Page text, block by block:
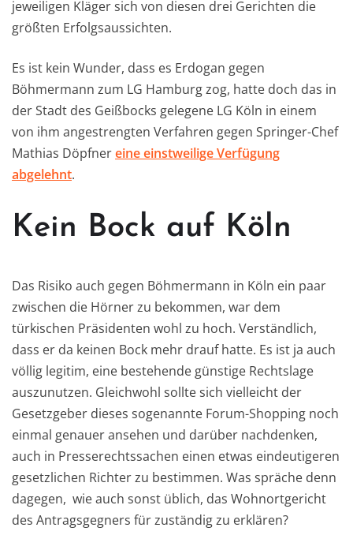
jeweiligen Kläger sich von diesen drei Gerichten die
größten Erfolgsaussichten.
Es ist kein Wunder, dass es Erdogan gegen
Böhmermann zum LG Hamburg zog, hatte doch das in
der Stadt des Geißbocks gelegene LG Köln in einem
von ihm angestrengten Verfahren gegen Springer-Chef
Mathias Döpfnereine einstweilige Verfügung
abgelehnt.
Kein Bock auf Köln
Das Risiko auch gegen Böhmermann in Köln ein paar
zwischen die Hörner zu bekommen, war dem
türkischen Präsidenten wohl zu hoch. Verständlich,
dass er da keinen Bock mehr drauf hatte. Es ist ja auch
völlig legitim, eine bestehende günstige Rechtslage
auszunutzen. Gleichwohl sollte sich vielleicht der
Gesetzgeber dieses sogenannte Forum-Shopping noch
einmal genauer ansehen und darüber nachdenken,
auch in Presserechtssachen einen etwas eindeutigeren
gesetzlichen Richter zu bestimmen. Was spräche denn
dagegen, wie auch sonst üblich, das Wohnortgericht
des Antragsgegners für zuständig zu erklären?